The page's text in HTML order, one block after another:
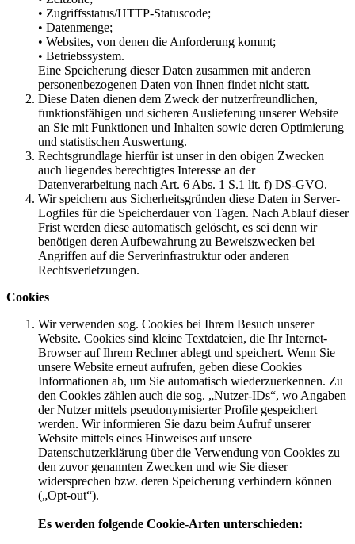
• Zugriffsstatus/HTTP-Statuscode;
• Datenmenge;
• Websites, von denen die Anforderung kommt;
• Betriebssystem.
Eine Speicherung dieser Daten zusammen mit anderen
personenbezogenen Daten von Ihnen findet nicht statt.
Diese Daten dienen dem Zweck der nutzerfreundlichen,
funktionsfähigen und sicheren Auslieferung unserer Website
an Sie mit Funktionen und Inhalten sowie deren Optimierung
und statistischen Auswertung.
Rechtsgrundlage hierfür ist unser in den obigen Zwecken
auch liegendes berechtigtes Interesse an der
Datenverarbeitung nach Art. 6 Abs. 1 S.1 lit. f) DS-GVO.
Wir speichern aus Sicherheitsgründen diese Daten in Server-
Logfiles für die Speicherdauer von Tagen. Nach Ablauf dieser
Frist werden diese automatisch gelöscht, es sei denn wir
benötigen deren Aufbewahrung zu Beweiszwecken bei
Angriffen auf die Serverinfrastruktur oder anderen
Rechtsverletzungen.
Cookies
Wir verwenden sog. Cookies bei Ihrem Besuch unserer
Website. Cookies sind kleine Textdateien, die Ihr Internet-
Browser auf Ihrem Rechner ablegt und speichert. Wenn Sie
unsere Website erneut aufrufen, geben diese Cookies
Informationen ab, um Sie automatisch wiederzuerkennen. Zu
den Cookies zählen auch die sog. „Nutzer-IDs“, wo Angaben
der Nutzer mittels pseudonymisierter Profile gespeichert
werden. Wir informieren Sie dazu beim Aufruf unserer
Website mittels eines Hinweises auf unsere
Datenschutzerklärung über die Verwendung von Cookies zu
den zuvor genannten Zwecken und wie Sie dieser
widersprechen bzw. deren Speicherung verhindern können
(„Opt-out“).
Es werden folgende Cookie-Arten unterschieden: